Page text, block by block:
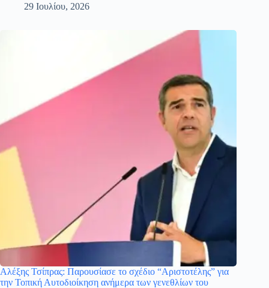
29 Ιουλίου, 2026
Αλέξης Τσίπρας: Παρουσίασε το σχέδιο “Αριστοτέλης” για
την Τοπική Αυτοδιοίκηση ανήμερα των γενεθλίων του